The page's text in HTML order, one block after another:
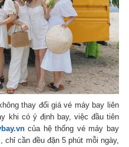
thay đổi giá vé máy bay liên
khi có ý định bay, việc đầu tiên
của hệ thống vé máy bay
cần đều đặn 5 phút mỗi ngày,